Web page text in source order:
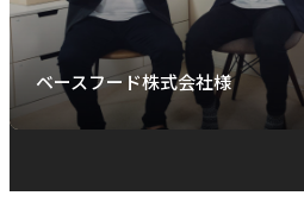
ベースフード株式会社様